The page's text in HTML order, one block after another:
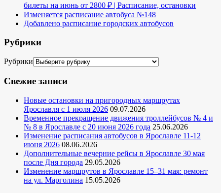
билеты на июнь от 2800 ₽ | Расписание, остановки
Изменяется расписание автобуса №148
Добавлено расписание городских автобусов
Рубрики
Рубрики
Свежие записи
Новые остановки на пригородных маршрутах
Ярославля с 1 июля 2026 09.07.2026
Временное прекращение движения троллейбусов № 4 и
№ 8 в Ярославле с 20 июня 2026 года 25.06.2026
Изменение расписания автобусов в Ярославле 11-12
июня 2026 08.06.2026
Дополнительные вечерние рейсы в Ярославле 30 мая
после Дня города 29.05.2026
Изменение маршрутов в Ярославле 15–31 мая: ремонт
на ул. Марголина 15.05.2026